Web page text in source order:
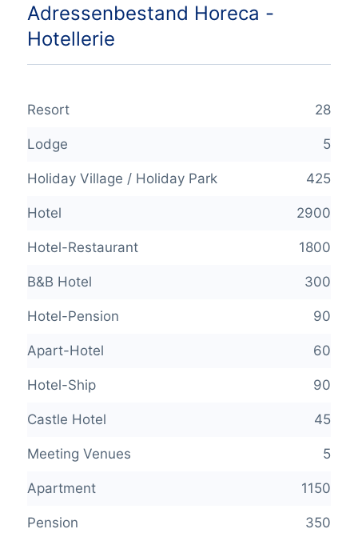
Adressenbestand Horeca -
Hotellerie
Resort 28
Lodge 5
Holiday Village / Holiday Park 425
Hotel 2900
Hotel-Restaurant 1800
B&B Hotel 300
Hotel-Pension 90
Apart-Hotel 60
Hotel-Ship 90
Castle Hotel 45
Meeting Venues 5
Apartment 1150
Pension 350